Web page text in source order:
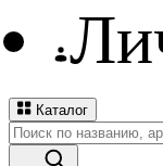
Каталог